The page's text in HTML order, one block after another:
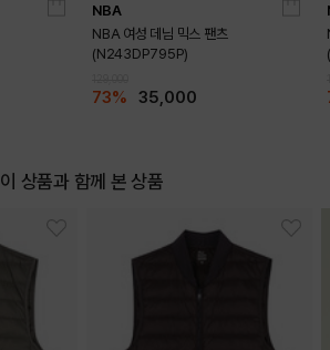
NBA
NBA 여성 데님 믹스 팬츠
(N243DP795P)
73% 35,000
이 상품과 함께 본 상품